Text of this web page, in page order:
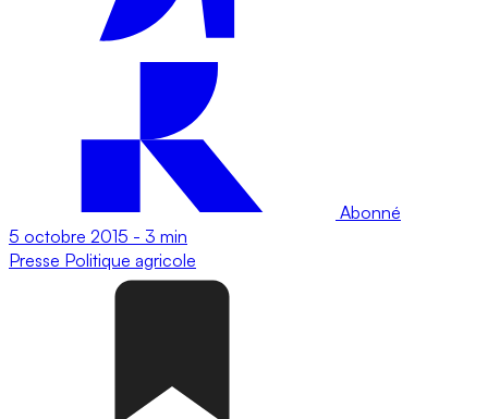
Abonné
5 octobre 2015 - 3 min
Presse Politique agricole